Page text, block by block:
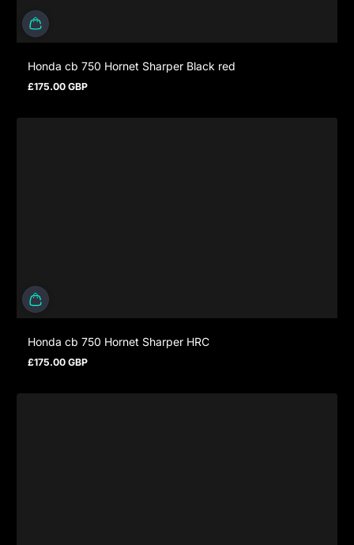
Honda cb 750 Hornet Sharper Black red
Regulärer Preis
£175.00 GBP
Honda cb 750 Hornet Sharper HRC
Regulärer Preis
£175.00 GBP